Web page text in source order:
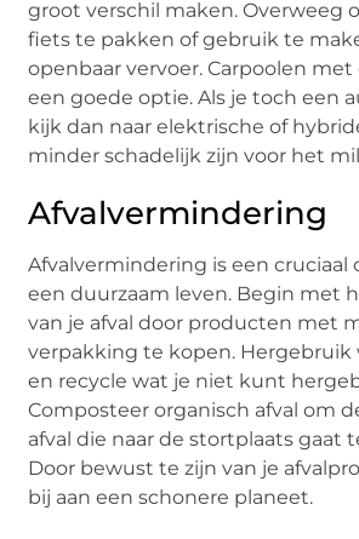
groot verschil maken. Overweeg
fiets te pakken of gebruik te
openbaar vervoer. Carpoolen met
een goede optie. Als je toch een
kijk dan naar elektrische of
minder schadelijk zijn voor het
Afvalvermindering
Afvalvermindering is een cruciaal
een duurzaam leven. Begin met
van je afval door producten met
verpakking te kopen. Hergebruik
en recycle wat je niet kunt
Composteer organisch afval om
afval die naar de stortplaats gaat
Door bewust te zijn van je
bij aan een schonere planeet.